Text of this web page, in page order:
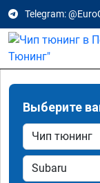
Telegram:
Выберите